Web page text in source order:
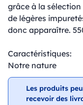
grâce à la
de légères
donc apparaître.
Caractéristiques:
Notre nature
Les produits
recevoir des